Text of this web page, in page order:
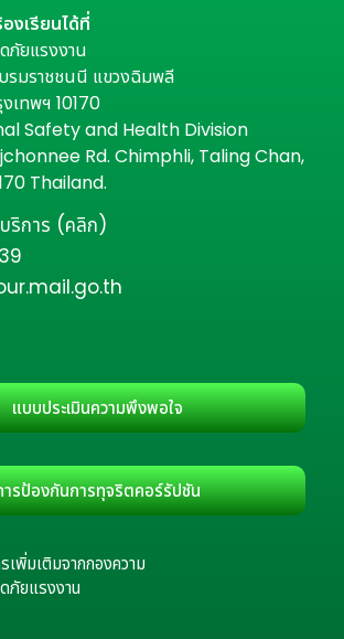
งเรียนได้ที่
ภัยแรงงาน
รมราชชนนี แขวงฉิมพลี
เทพฯ 10170
Safety and Health Division
Rd. Chimphli, Taling Chan,
Thailand.
บริการ (คลิก)
แบบประเมินความพึงพอใจ
รป้องกันการทุจริตคอร์รัปชัน
เพิ่มเติมจากกองความ
ภัยแรงงาน